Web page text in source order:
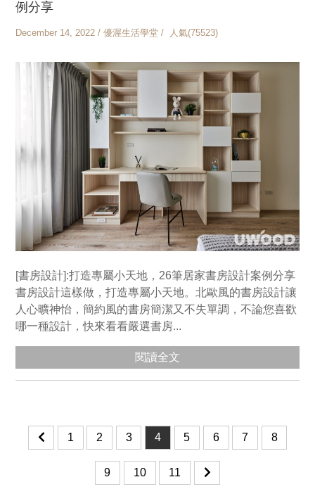
例分享
December 14, 2022 / 優渥生活學堂 / 人氣(75523)
[書房設計]:打造專屬小天地，26筆居家書房設計案例分享
書房設計這樣做，打造專屬小天地。北歐風的書房設計讓
人心曠神怡，簡約風的書房簡潔又不失單調，不論您喜歡
哪一種設計，快來看看嚴選書房...
閱讀全文
1 2 3 4 5 6 7 8
9 10 11